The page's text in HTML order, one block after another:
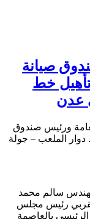
صيانة
خط
عدن
ورئيس صندوق
الملعب – جولة
سالم محمد
رئيس مجلس
بالعاصمة